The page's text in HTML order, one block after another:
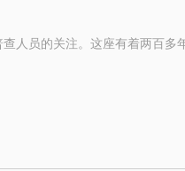
人员的关注。这座有着两百多